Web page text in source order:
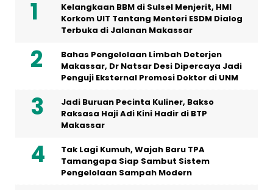
Kelangkaan BBM di Sulsel Menjerit, HMI
Korkom UIT Tantang Menteri ESDM Dialog
Terbuka di Jalanan Makassar
Bahas Pengelolaan Limbah Deterjen
Makassar, Dr Natsar Desi Dipercaya Jadi
Penguji Eksternal Promosi Doktor di UNM
Jadi Buruan Pecinta Kuliner, Bakso
Raksasa Haji Adi Kini Hadir di BTP
Makassar
Tak Lagi Kumuh, Wajah Baru TPA
Tamangapa Siap Sambut Sistem
Pengelolaan Sampah Modern